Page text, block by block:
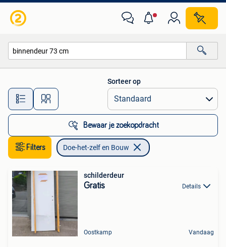
Alle afstanden…
Sorteer op
Bewaar je zoekopdracht
Filters Doe-het-zelf en Bouw
schilderdeur
Gratis Details
Oostkamp Vandaag